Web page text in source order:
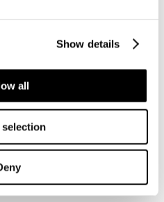
Show details
all
le aziende del trasporto
“C’è la reale possibilità che
a repentaglio l'equilibrio
Pubblico Locale e
nazionale.